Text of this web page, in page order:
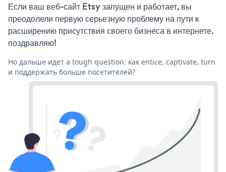
Если ваш веб-сайт Etsy запущен и работает, вы
преодолели первую серьезную проблему на пути к
расширению присутствия своего бизнеса в интернете.
поздравляю!
Но дальше идет a tough question: как entice, captivate, turn
и поддержать больше посетителей?